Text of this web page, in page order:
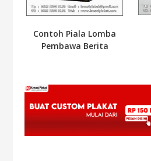
Contoh Piala Lomba
Pembawa Berita